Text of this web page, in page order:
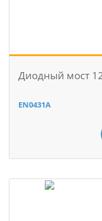
Диодный мост
EN0431A